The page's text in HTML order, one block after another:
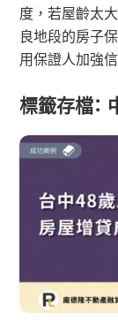
度，若屋齡太
良地段的房子
用保證人加強信
標籤存檔：